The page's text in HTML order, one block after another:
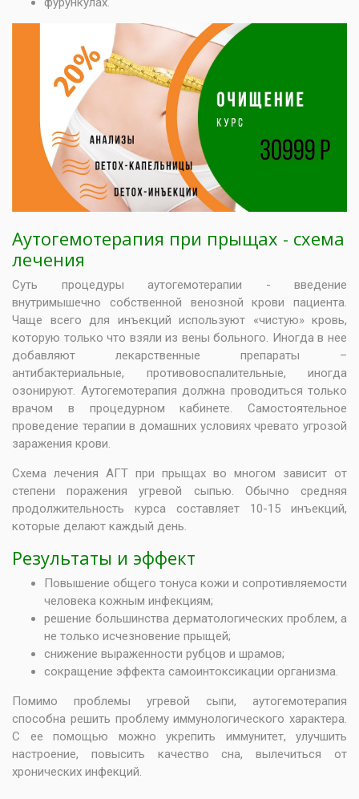
Аутогемотерапия при прыщах - схема
лечения
Суть процедуры аутогемотерапии - введение
внутримышечно собственной венозной крови пациента.
Чаще всего для инъекций используют «чистую» кровь,
которую только что взяли из вены больного. Иногда в нее
добавляют лекарственные препараты –
антибактериальные, противовоспалительные, иногда
озонируют. Аутогемотерапия должна проводиться только
врачом в процедурном кабинете. Самостоятельное
проведение терапии в домашних условиях чревато угрозой
заражения крови.
Схема лечения АГТ при прыщах во многом зависит от
степени поражения угревой сыпью. Обычно средняя
продолжительность курса составляет 10-15 инъекций,
которые делают каждый день.
Результаты и эффект
Повышение общего тонуса кожи и сопротивляемости
человека кожным инфекциям;
решение большинства дерматологических проблем, а
не только исчезновение прыщей;
снижение выраженности рубцов и шрамов;
сокращение эффекта самоинтоксикации организма.
Помимо проблемы угревой сыпи, аутогемотерапия
способна решить проблему иммунологического характера.
С ее помощью можно укрепить иммунитет, улучшить
настроение, повысить качество сна, вылечиться от
хронических инфекций.